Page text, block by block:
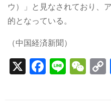
ウ）」と見なされており、
的となっている。
（中国経済新聞）
X F
a
Li
n
W
e